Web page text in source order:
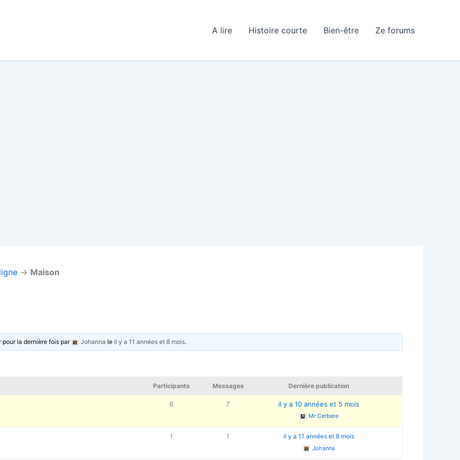
A lire Histoire courte Bien-être Ze forums
→ Maison
pour la dernière fois par Johanna leil y a 11 années et 8 mois.
Participants Messages Dernière publication
6 7 il y a 10 années et 5 mois
Mr Cerbere
1 1 il y a 11 années et 8 mois
Johanna